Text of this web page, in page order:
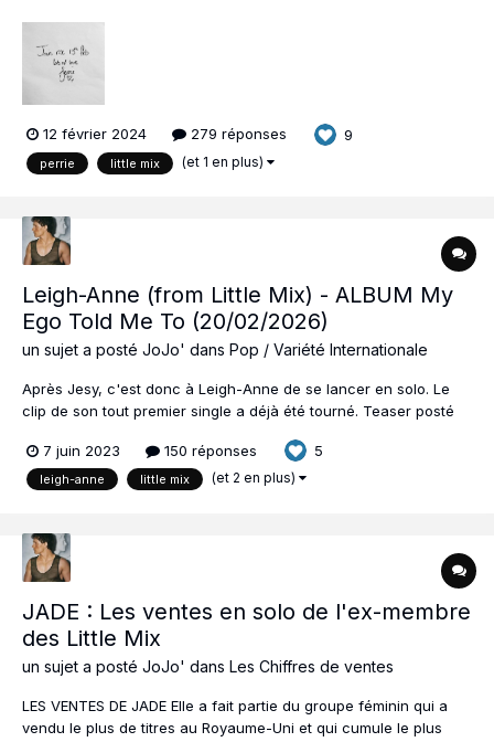
va être...
12 février 2024 279 réponses 9
perrie little mix (et 1 en plus)
Leigh-Anne (from Little Mix) - ALBUM My
Ego Told Me To (20/02/2026)
un sujet a posté JoJo' dans Pop / Variété Internationale
Après Jesy, c'est donc à Leigh-Anne de se lancer en solo. Le
clip de son tout premier single a déjà été tourné. Teaser posté
Love" :
7 juin 2023 150 réponses 5
leigh-anne little mix (et 2 en plus)
JADE : Les ventes en solo de l'ex-membre
des Little Mix
un sujet a posté JoJo' dans Les Chiffres de ventes
LES VENTES DE JADE Elle a fait partie du groupe féminin qui a
vendu le plus de titres au Royaume-Uni et qui cumule le plus